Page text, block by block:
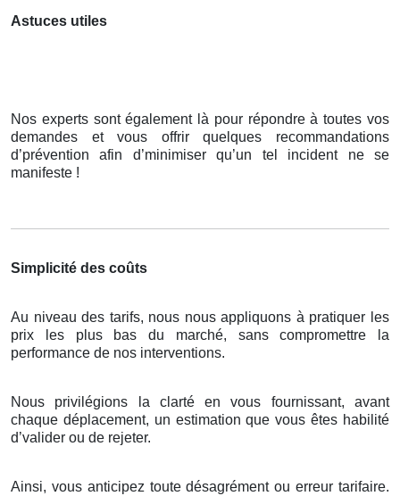
Astuces utiles
Nos experts sont également là pour répondre à toutes vos
demandes et vous offrir quelques recommandations
d’prévention afin d’minimiser qu’un tel incident ne se
manifeste !
Simplicité des coûts
Au niveau des tarifs, nous nous appliquons à pratiquer les
prix les plus bas du marché, sans compromettre la
performance de nos interventions.
Nous privilégions la clarté en vous fournissant, avant
chaque déplacement, un estimation que vous êtes habilité
d’valider ou de rejeter.
Ainsi, vous anticipez toute désagrément ou erreur tarifaire.